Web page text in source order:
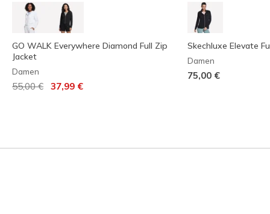
GO WALK Everywhere Diamond Full Zip
Jacket
Damen
Reduziert von
55,00 € auf
37,99 €
Skechluxe Elevate
Damen
75,00 €